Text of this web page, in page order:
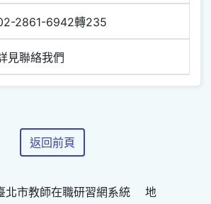
2861-6942轉235
見聯絡我們
返回前頁
北市教師在職研習網系統 地